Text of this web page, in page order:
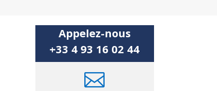
Appelez-nous
+33 4 93 16 02 44
